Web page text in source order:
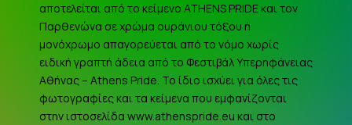
αποτελείται από το κείμενο ATHENS PRIDE και τον
Παρθενώνα σε χρώμα ουράνιου τόξου ή
μονόχρωμο απαγορεύεται από το νόμο χωρίς
ειδική γραπτή άδεια από το Φεστιβάλ Υπερηφάνειας
Αθήνας – Athens Pride. Το ίδιο ισχύει για όλες τις
φωτογραφίες και τα κείμενα που εμφανίζονται
στην ιστοσελίδα www.athenspride.eu και στο